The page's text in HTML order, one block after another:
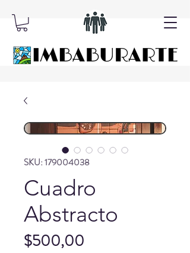
SKU: 179004038
Cuadro
Abstracto
$500,00